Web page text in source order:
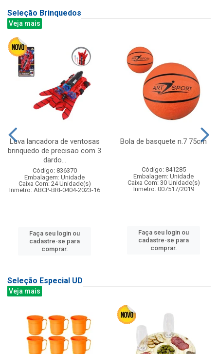
Seleção Brinquedos
Veja mais
Luva lancadora de ventosas
brinquedo de precisao com 3
dardo...
Código: 836370
Embalagem: Unidade
Caixa Com: 24 Unidade(s)
Inmetro: ABCP-BRI-0404-2023-16
Faça seu login ou
cadastre-se para
comprar.
Bola de basquete n.7 75cm
Código: 841285
Embalagem: Unidade
Caixa Com: 30 Unidade(s)
Inmetro: 007517/2019
Faça seu login ou
cadastre-se para
comprar.
Seleção Especial UD
Veja mais